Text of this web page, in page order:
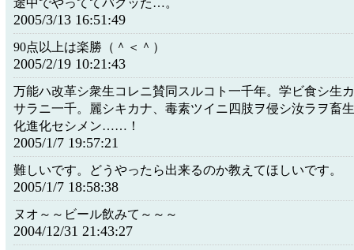
2005/3/13 16:51:49
90点以上は楽勝（＾＜＾）
2005/2/19 10:21:43
万能ハ改革シ衆生コレニ賛同スルコト一千年。学ビ食シ生
サラニ一千。麗シキカナ、毒素ツイニ四肢ヲ侵シ汝ラヲ畜
化進化セシメン……！
2005/1/7 19:57:21
難しいです。どうやったら出来るのか教えてほしいです。
2005/1/7 18:58:38
ヌオ～～ビール飲みて～～～
2004/12/31 21:43:27